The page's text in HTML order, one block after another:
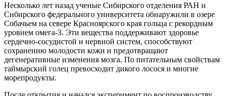
Несколько лет назад ученые Сибирского отделения РАН и
Сибирского федерального университета обнаружили в озере
Собачьем на севере Красноярского края гольца с рекордным
уровнем омега-3. Эти вещества поддерживают здоровье
сердечно-сосудистой и нервной систем, способствуют
сохранению молодости кожи и предотвращают
дегенеративные изменения мозга. По питательным свойствам
таймырский голец превосходит дикого лосося и многие
морепродукты.